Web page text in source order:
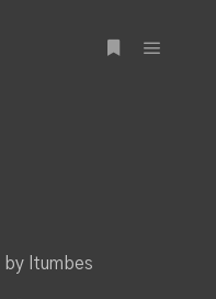
by ltumbes